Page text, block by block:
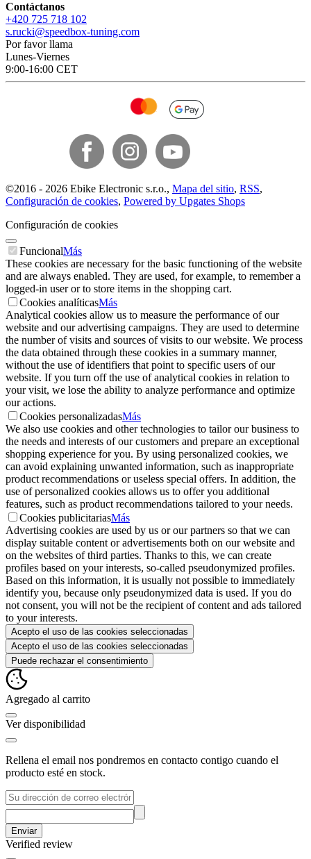
Contáctanos
+420 725 718 102
s.rucki@speedbox-tuning.com
Por favor llama
Lunes-Viernes
9:00-16:00 CET
©2016 - 2026 Ebike Electronic s.r.o., Mapa del sitio, RSS,
Configuración de cookies, Powered by Upgates Shops
Configuración de cookies
FuncionalMás
These cookies are necessary for the basic functioning of the website
and are always enabled. They are used, for example, to remember a
logged-in user or to store items in the shopping cart.
Cookies analíticasMás
Analytical cookies allow us to measure the performance of our
website and our advertising campaigns. They are used to determine
the number of visits and sources of visits to our website. We process
the data obtained through these cookies in a summary manner,
without the use of identifiers that point to specific users of our
website. If you turn off the use of analytical cookies in relation to
your visit, we lose the ability to analyze performance and optimize
our actions.
Cookies personalizadasMás
We also use cookies and other technologies to tailor our business to
the needs and interests of our customers and prepare an exceptional
shopping experience for you. By using personalized cookies, we
can avoid explaining unwanted information, such as inappropriate
product recommendations or useless special offers. In addition, the
use of personalized cookies allows us to offer you additional
features, such as product recommendations tailored to your needs.
Cookies publicitariasMás
Advertising cookies are used by us or our partners so that we can
display suitable content or advertisements both on our website and
on the websites of third parties. Thanks to this, we can create
profiles based on your interests, so-called pseudonymized profiles.
Based on this information, it is usually not possible to immediately
identify you, because only pseudonymized data is used. If you do
not consent, you will not be the recipient of content and ads tailored
to your interests.
Acepto el uso de las cookies seleccionadas
Acepto el uso de las cookies seleccionadas
Puede rechazar el consentimiento
Agregado al carrito
Ver disponibilidad
Rellena el email nos pondremos en contacto contigo cuando el
producto esté en stock.
Enviar
Verified review